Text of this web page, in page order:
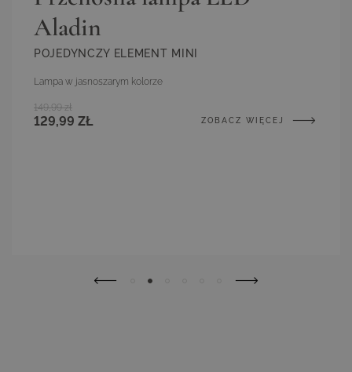
Aladin
POJEDYNCZY ELEMENT MINI
Lampa w jasnoszarym kolorze
129,99 ZŁ
149,99 zł
ZOBACZ WIĘCEJ